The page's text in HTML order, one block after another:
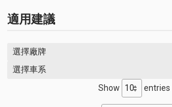
適用建議
選擇廠牌
選擇車系
Show
entries